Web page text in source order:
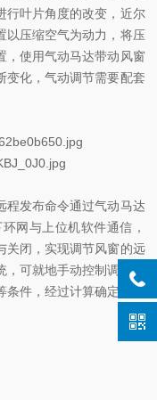
行叶片角度的改变，近尔
以压缩空气为动力，将压
，使用气动马达带动风窗
变化，气动调节需要配套
程发布命令通过气动马达
网与上位机软件通信，
关闭，实现调节风窗的远
，可就地手动控制调
节。
条件，经过计算确定风量